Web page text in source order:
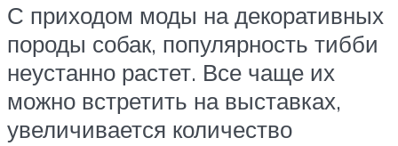
С приходом моды на декоративных
породы собак, популярность тибби
неустанно растет. Все чаще их
можно встретить на выставках,
увеличивается количество